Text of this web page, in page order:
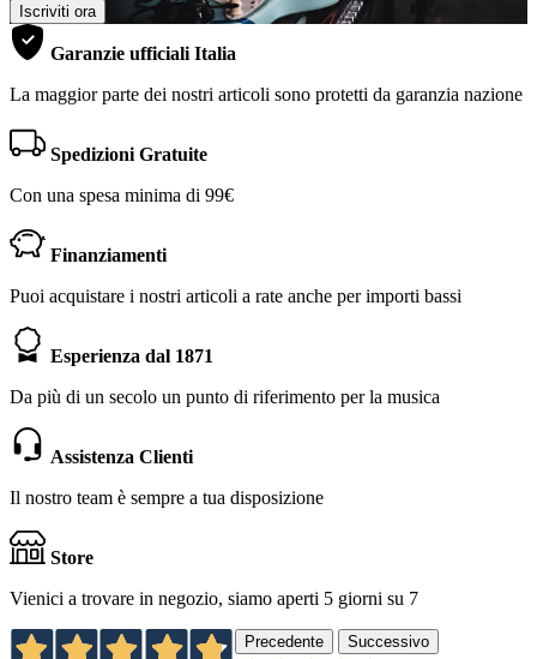
Iscriviti ora
Garanzie ufficiali Italia
La maggior parte dei nostri articoli sono protetti da garanzia nazione
Spedizioni Gratuite
Con una spesa minima di 99€
Finanziamenti
Puoi acquistare i nostri articoli a rate anche per importi bassi
Esperienza dal 1871
Da più di un secolo un punto di riferimento per la musica
Assistenza Clienti
Il nostro team è sempre a tua disposizione
Store
Vienici a trovare in negozio, siamo aperti 5 giorni su 7
Precedente Successivo